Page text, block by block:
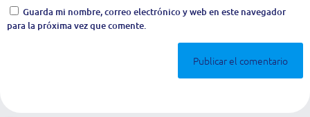
Guarda mi nombre, correo electrónico y web en este navegador
para la próxima vez que comente.